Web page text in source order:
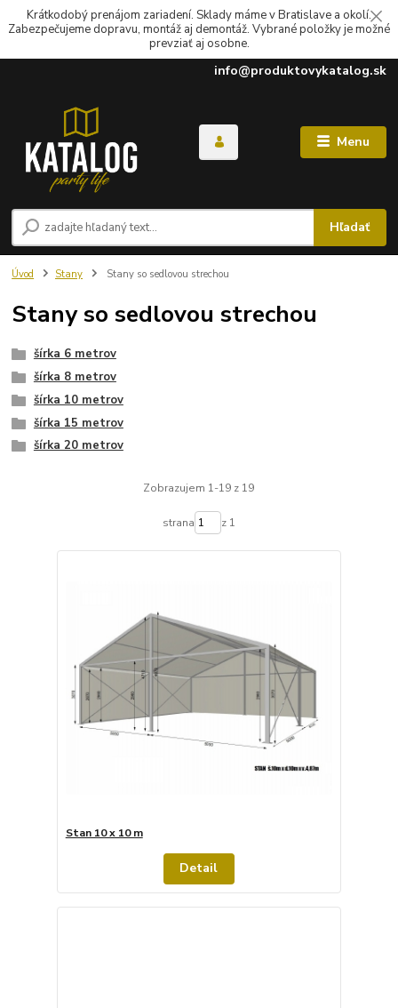
Krátkodobý prenájom zariadení. Sklady máme v Bratislave a okolí.
Zabezpečujeme dopravu, montáž aj demontáž. Vybrané položky je možné
prevziať aj osobne.
Menu
Hľadať
info@produktovykatalog.sk
Úvod Stany Stany so sedlovou strechou
Stany so sedlovou strechou
šírka 6 metrov
šírka 8 metrov
šírka 10 metrov
šírka 15 metrov
šírka 20 metrov
Zobrazujem 1-19 z 19
strana z 1
Stan 10 x 10 m
Detail